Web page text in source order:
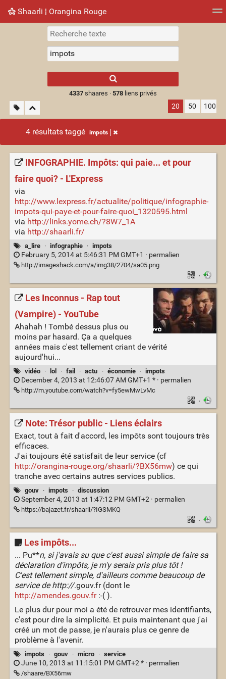
Shaarli ¦ Orangina Rouge
Nuage de tags Mur d'images
results.
4337shaares · 578liens privés
20 50 100
4 résultats taggé impots
INFOGRAPHIE. Impôts: qui paie... et pour
faire quoi? - L'Express
via
http://www.lexpress.fr/actualite/politique/infographie-
impots-qui-paye-et-pour-faire-quoi_1320595.html
via http://links.yome.ch/?8W7_1A
via http://shaarli.fr/
a_lire · infographie · impots
February 5, 2014 at 5:46:31 PM GMT+1 · permalien
http://imageshack.com/a/img38/2704/sa05.png
·
Les Inconnus - Rap tout
(Vampire) - YouTube
Ahahah ! Tombé dessus plus ou
moins par hasard. Ça a quelques
années mais c'est tellement criant de vérité
aujourd'hui...
vidéo · lol · fail · actu · économie · impots
December 4, 2013 at 12:46:07 AM GMT+1 * · permalien
http://m.youtube.com/watch?v=fy5ewMwLvMc
·
Note: Trésor public - Liens éclairs
Exact, tout à fait d'accord, les impôts sont toujours très
efficaces.
J'ai toujours été satisfait de leur service (cf
http://orangina-rouge.org/shaarli/?BX56mw) ce qui
tranche avec certains autres services publics.
gouv · impots · discussion
September 4, 2013 at 1:47:12 PM GMT+2 · permalien
https://bajazet.fr/shaarli/?IGSMKQ
·
Les impôts...
... Pu**n, si j'avais su que c'est aussi simple de faire sa
déclaration d'impôts, je m'y serais pris plus tôt !
C'est tellement simple, d'ailleurs comme beaucoup de
service de http://.gouv.fr (dont le
http://amendes.gouv.fr:-( ).
Le plus dur pour moi a été de retrouver mes identifiants,
c'est pour dire la simplicité. Et puis maintenant que j'ai
créé un mot de passe, je n'aurais plus ce genre de
problème à l'avenir.
impots · gouv · micro · service
June 10, 2013 at 11:15:01 PM GMT+2 * · permalien
/shaare/BX56mw